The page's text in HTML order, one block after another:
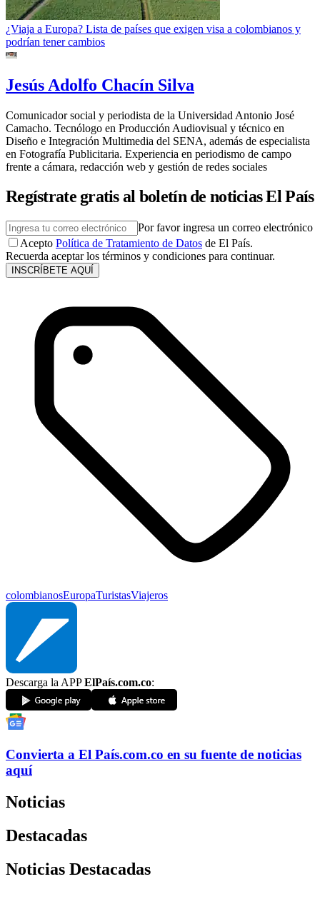
¿Viaja a Europa? Lista de países que exigen visa a colombianos y
podrían tener cambios
Jesús Adolfo Chacín Silva
Comunicador social y periodista de la Universidad Antonio José
Camacho. Tecnólogo en Producción Audiovisual y técnico en
Diseño e Integración Multimedia del SENA, además de especialista
en Fotografía Publicitaria. Experiencia en periodismo de campo
frente a cámara, redacción web y gestión de redes sociales
Regístrate gratis al boletín de noticias El País
Por favor ingresa un correo electrónico
Acepto Política de Tratamiento de Datos de El País.
Recuerda aceptar los términos y condiciones para continuar.
INSCRÍBETE AQUÍ
colombianosEuropaTuristasViajeros
Descarga la APPElPaís.com.co:
Convierta a El País.com.co en su fuente de noticias
aquí
Noticias
Destacadas
Noticias Destacadas